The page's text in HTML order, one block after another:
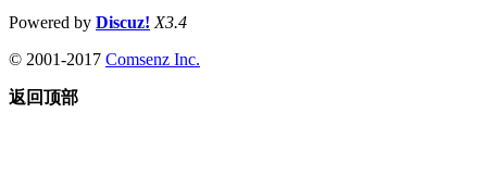
Powered by Discuz! X3.4
© 2001-2017 Comsenz Inc.
返回顶部